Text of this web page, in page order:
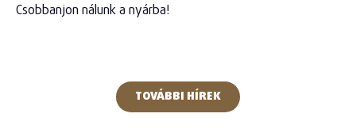
Csobbanjon nálunk a nyárba!
TOVÁBBI HÍREK